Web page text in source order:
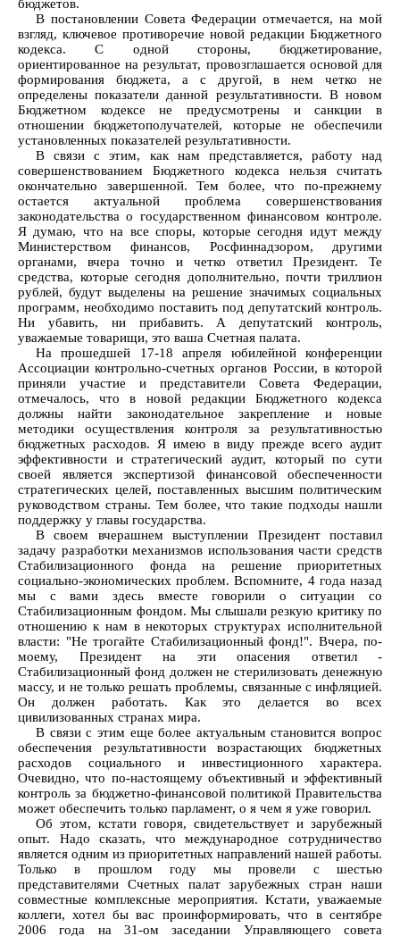
бюджетов.
В постановлении Совета Федерации отмечается, на мой
взгляд, ключевое противоречие новой редакции Бюджетного
кодекса. С одной стороны, бюджетирование,
ориентированное на результат, провозглашается основой для
формирования бюджета, а с другой, в нем четко не
определены показатели данной результативности. В новом
Бюджетном кодексе не предусмотрены и санкции в
отношении бюджетополучателей, которые не обеспечили
установленных показателей результативности.
В связи с этим, как нам представляется, работу над
совершенствованием Бюджетного кодекса нельзя считать
окончательно завершенной. Тем более, что по-прежнему
остается актуальной проблема совершенствования
законодательства о государственном финансовом контроле.
Я думаю, что на все споры, которые сегодня идут между
Министерством финансов, Росфиннадзором, другими
органами, вчера точно и четко ответил Президент. Те
средства, которые сегодня дополнительно, почти триллион
рублей, будут выделены на решение значимых социальных
программ, необходимо поставить под депутатский контроль.
Ни убавить, ни прибавить. А депутатский контроль,
уважаемые товарищи, это ваша Счетная палата.
На прошедшей 17-18 апреля юбилейной конференции
Ассоциации контрольно-счетных органов России, в которой
приняли участие и представители Совета Федерации,
отмечалось, что в новой редакции Бюджетного кодекса
должны найти законодательное закрепление и новые
методики осуществления контроля за результативностью
бюджетных расходов. Я имею в виду прежде всего аудит
эффективности и стратегический аудит, который по сути
своей является экспертизой финансовой обеспеченности
стратегических целей, поставленных высшим политическим
руководством страны. Тем более, что такие подходы нашли
поддержку у главы государства.
В своем вчерашнем выступлении Президент поставил
задачу разработки механизмов использования части средств
Стабилизационного фонда на решение приоритетных
социально-экономических проблем. Вспомните, 4 года назад
мы с вами здесь вместе говорили о ситуации со
Стабилизационным фондом. Мы слышали резкую критику по
отношению к нам в некоторых структурах исполнительной
власти: "Не трогайте Стабилизационный фонд!". Вчера, по-
моему, Президент на эти опасения ответил -
Стабилизационный фонд должен не стерилизовать денежную
массу, и не только решать проблемы, связанные с инфляцией.
Он должен работать. Как это делается во всех
цивилизованных странах мира.
В связи с этим еще более актуальным становится вопрос
обеспечения результативности возрастающих бюджетных
расходов социального и инвестиционного характера.
Очевидно, что по-настоящему объективный и эффективный
контроль за бюджетно-финансовой политикой Правительства
может обеспечить только парламент, о я чем я уже говорил.
Об этом, кстати говоря, свидетельствует и зарубежный
опыт. Надо сказать, что международное сотрудничество
является одним из приоритетных направлений нашей работы.
Только в прошлом году мы провели с шестью
представителями Счетных палат зарубежных стран наши
совместные комплексные мероприятия. Кстати, уважаемые
коллеги, хотел бы вас проинформировать, что в сентябре
2006 года на 31-ом заседании Управляющего совета